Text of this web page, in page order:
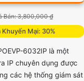
Bán: 3,800,000 ₫
Khuyến Mại: 30%
6032IP là một
IP chuyên dụng được
các hệ thống giám sát